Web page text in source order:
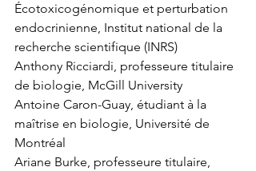
Écotoxicogénomique et perturbation
endocrinienne, Institut national de la
recherche scientifique (INRS)
Anthony Ricciardi, professeure titulaire
de biologie, McGill University
Antoine Caron-Guay, étudiant à la
maîtrise en biologie, Université de
Montréal
Ariane Burke, professeure titulaire,